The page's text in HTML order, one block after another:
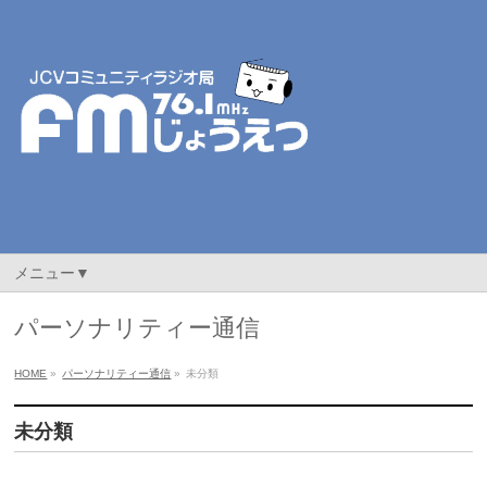
メニュー▼
パーソナリティー通信
HOME » パーソナリティー通信 » 未分類
未分類